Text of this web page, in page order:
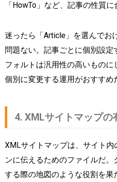
「HowTo」など、記事の性質に
迷ったら「Article」を選んでお
問題ない。記事ごとに個別設
フォルトは汎用性の高いもの
個別に変更する運用がおすすめ
4. XMLサイトマップの
XMLサイトマップは、サイト
ンに伝えるためのファイルだ。
する際の地図のような役割を果